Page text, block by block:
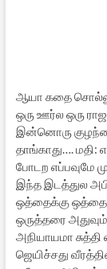
ஆயா கதை
ஒரு ஊர்ல ஒரு
இன்னொரு
தாங்காது…. மதி:
போடற எப்பவுமே
இந்த இடத்துல
ஒத்தைக்கு
ஒருத்தரை
அநியாயமா
ஜெயிச்சது